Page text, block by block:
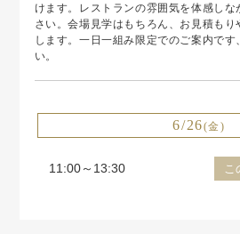
けます。レストランの雰囲気を体感し
さい。会場見学はもちろん、お見積も
します。一日一組み限定でのご案内です
い。
6/26(金)
11:00～13:30 こ